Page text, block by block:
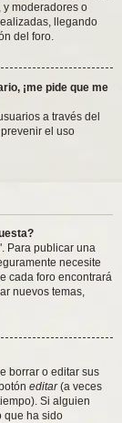
y moderadores o
llegando
del foro.
¡me pide que me
a través del
el uso
Para publicar una
necesite
cada foro encontrará
nuevos temas,
borrar o editar sus
editar(a veces
Si alguien
que ha sido